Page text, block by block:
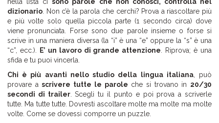
dizionario . Non c’è la parola che cerchi? Prova a riascoltare più
e più volte solo quella piccola parte (1 secondo circa) dove
viene pronunciata. Forse sono due parole insieme o forse si
scrive in una maniera diversa (la “i” è una “e” oppure la “s” è una
“c”, ecc.).
E’ un lavoro di grande attenzione . Riprova; è una
sfida e tu puoi vincerla.
Chi è più avanti nello studio della lingua italiana, può
provare ascrivere tutte le parole che si trovano in 20/30
secondi di trailer. Scegli tu il punto e poi prova a scriverle
tutte. Ma tutte tutte. Dovresti ascoltare molte ma molte ma molte
volte. Come se dovessi comporre un puzzle.